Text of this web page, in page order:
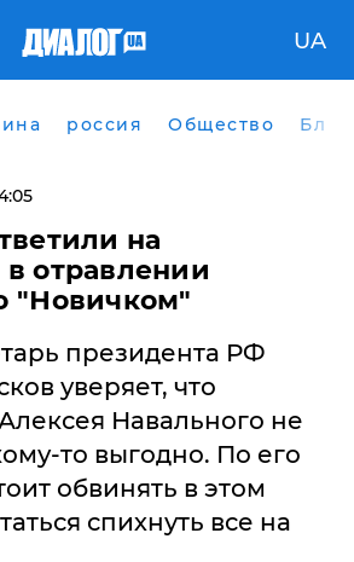
UA
россия Общество
на
отравлении
"Новичком"
президента РФ
уверяет, что
Навального не
то выгодно. По его
обвинять в этом
спихнуть все на